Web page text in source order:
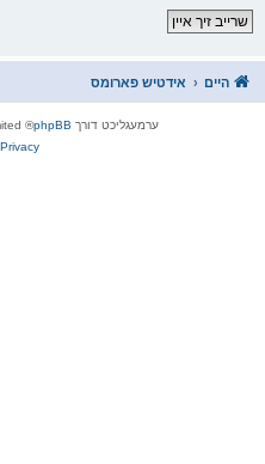
שרייב זיך איין
היים אידטיש פארומס
ערמעגליכט דורך phpBB
® Forum Software © phpBB Limited
Privacy